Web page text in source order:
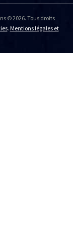
© 2026. Tous droits
. Mentions légales et